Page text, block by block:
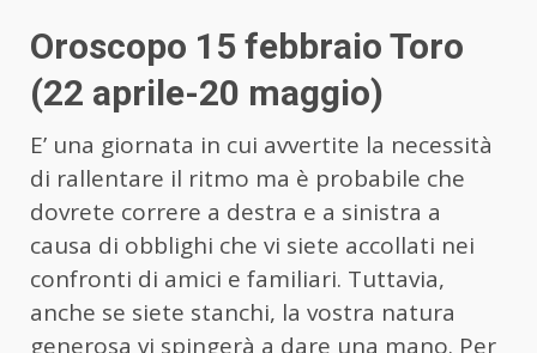
Oroscopo 15 febbraio Toro
(22 aprile-20 maggio)
E’ una giornata in cui avvertite la necessità
di rallentare il ritmo ma è probabile che
dovrete correre a destra e a sinistra a
causa di obblighi che vi siete accollati nei
confronti di amici e familiari. Tuttavia,
anche se siete stanchi, la vostra natura
generosa vi spingerà a dare una mano. Per